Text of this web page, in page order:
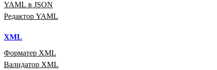
YAML в JSON
Редактор YAML
XML
Форматер XML
Валидатор XML